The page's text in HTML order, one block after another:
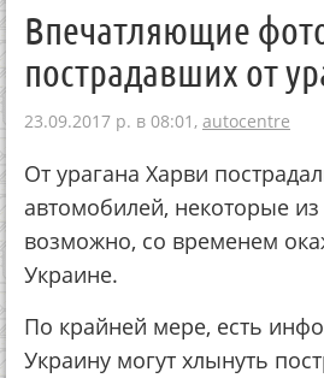
Впечатляющие
пострадавших от
23.09.2017 р. в 08:01, autocentre
От урагана Харви
автомобилей, некоторые
возможно, со временем
Украине.
По крайней мере, есть
Украину могут хлынуть